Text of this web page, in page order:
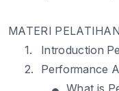
MATERI PELATIHAN
1.
Introduction
2.
Performance
What is